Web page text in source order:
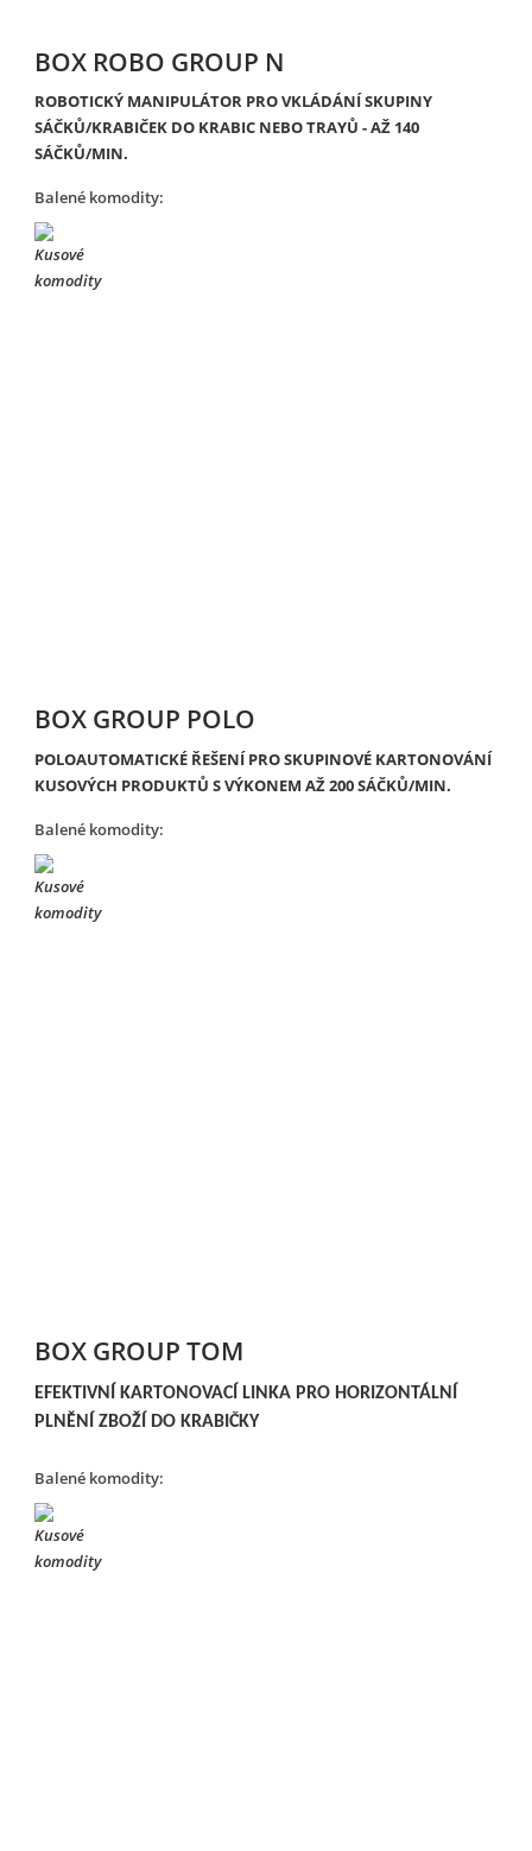
BOX ROBO GROUP N
ROBOTICKÝ MANIPULÁTOR PRO VKLÁDÁNÍ SKUPINY
SÁČKŮ/KRABIČEK DO KRABIC NEBO TRAYŮ - AŽ 140
SÁČKŮ/MIN.
Balené komodity:
BOX GROUP POLO
POLOAUTOMATICKÉ ŘEŠENÍ PRO SKUPINOVÉ KARTONOVÁNÍ
KUSOVÝCH PRODUKTŮ S VÝKONEM AŽ 200 SÁČKŮ/MIN.
Balené komodity:
BOX GROUP TOM
EFEKTIVNÍ KARTONOVACÍ LINKA PRO HORIZONTÁLNÍ
PLNĚNÍ ZBOŽÍ DO KRABIČKY
Balené komodity: